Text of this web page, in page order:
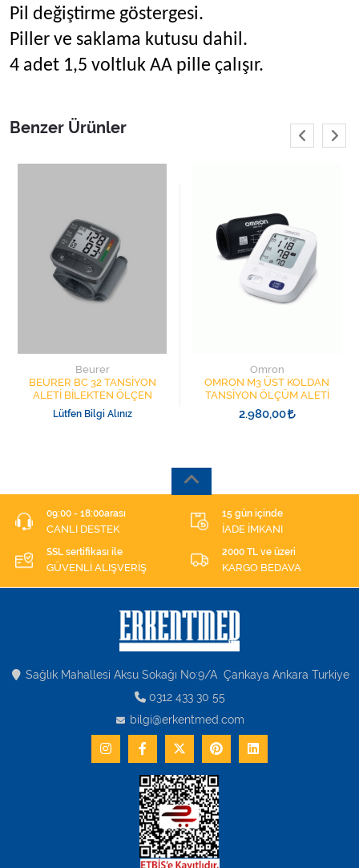
Pil değiştirme göstergesi.
Piller ve saklama kutusu dahil.
4 adet 1,5 voltluk AA pille çalışır.
Benzer Ürünler
Beurer
BEURER BC 32 TANSİYON
ALETİ BİLEKTEN ÖLÇEN
Lütfen Bilgi Alınız
Omron
OMRON M3 ÜST KOLDAN
TANSİYON ÖLÇÜM ALETİ
2.980,00
09:00 - 18:00arası
CANLI DESTEK
15 gün içinde
İADE İMKANI
SSL sertifikası ile
GÜVENLİ ALIŞVERİŞ
2000 TL ve üzeri
KARGO BEDAVA
Sağlık Mahallesi Aksu Sokağı No:9/A Çankaya Ankara Turkiye
0312 433 30 55
bilgi@erkentmed.com